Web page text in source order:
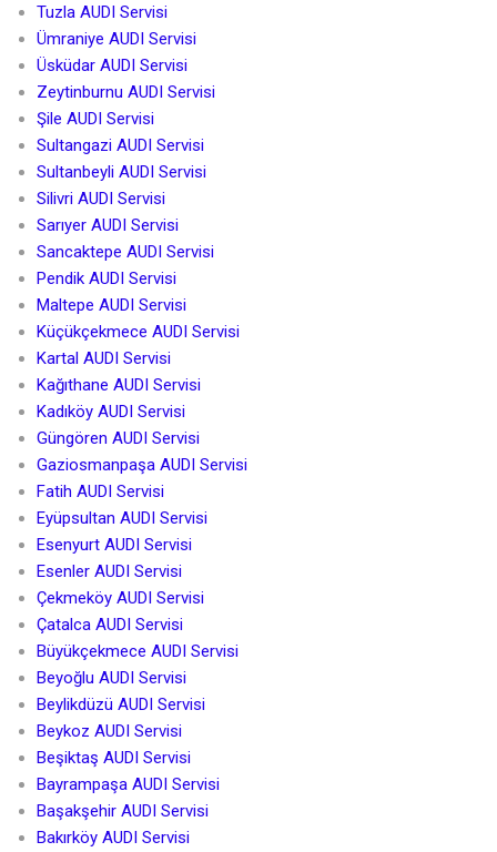
Tuzla AUDI Servisi
Ümraniye AUDI Servisi
Üsküdar AUDI Servisi
Zeytinburnu AUDI Servisi
Şile AUDI Servisi
Sultangazi AUDI Servisi
Sultanbeyli AUDI Servisi
Silivri AUDI Servisi
Sarıyer AUDI Servisi
Sancaktepe AUDI Servisi
Pendik AUDI Servisi
Maltepe AUDI Servisi
Küçükçekmece AUDI Servisi
Kartal AUDI Servisi
Kağıthane AUDI Servisi
Kadıköy AUDI Servisi
Güngören AUDI Servisi
Gaziosmanpaşa AUDI Servisi
Fatih AUDI Servisi
Eyüpsultan AUDI Servisi
Esenyurt AUDI Servisi
Esenler AUDI Servisi
Çekmeköy AUDI Servisi
Çatalca AUDI Servisi
Büyükçekmece AUDI Servisi
Beyoğlu AUDI Servisi
Beylikdüzü AUDI Servisi
Beykoz AUDI Servisi
Beşiktaş AUDI Servisi
Bayrampaşa AUDI Servisi
Başakşehir AUDI Servisi
Bakırköy AUDI Servisi